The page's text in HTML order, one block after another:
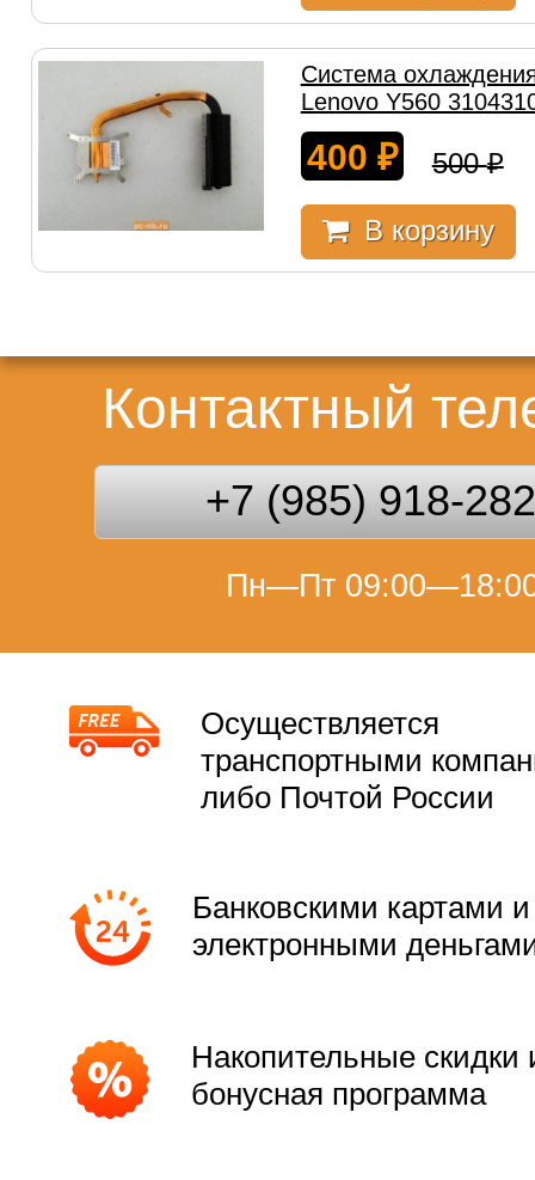
Система
Lenovo Y560
400 ₽ 500₽
В корзину
Контактный
+7 (985) 918-
Пн—Пт
Осуществляется
транспортными
либо Почтой России
Банковскими картами и
электронными
Накопительные скидки
бонусная программа